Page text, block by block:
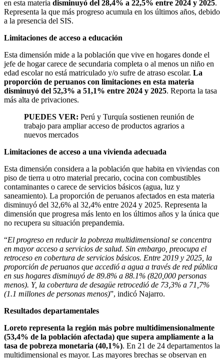
en esta materia disminuyó del 28,4% a 22,5% entre 2024 y 2025.
Representa la que más progreso acumula en los últimos años, debido
a la presencia del SIS.
Limitaciones de acceso a educación
Esta dimensión mide a la población que vive en hogares donde el
jefe de hogar carece de secundaria completa o al menos un niño en
edad escolar no está matriculado y/o sufre de atraso escolar. La
proporción de peruanos con limitaciones en esta materia
disminuyó del 52,3% a 51,1% entre 2024 y 2025. Reporta la tasa
más alta de privaciones.
PUEDES VER: Perú y Turquía sostienen reunión de
trabajo para ampliar acceso de productos agrarios a
nuevos mercados
Limitaciones de acceso a una vivienda adecuada
Esta dimensión considera a la población que habita en viviendas con
piso de tierra u otro material precario, cocina con combustibles
contaminantes o carece de servicios básicos (agua, luz y
saneamiento). La proporción de peruanos afectados en esta materia
disminuyó del 32,6% al 32,4% entre 2024 y 2025. Representa la
dimensión que progresa más lento en los últimos años y la única que
no recupera su situación prepandemia.
“El progreso en reducir la pobreza multidimensional se concentra
en mayor acceso a servicios de salud. Sin embargo, preocupa el
retroceso en cobertura de servicios básicos. Entre 2019 y 2025, la
proporción de peruanos que accedió a agua a través de red pública
en sus hogares disminuyó de 89.8% a 88.1% (820,000 personas
menos). Y, la cobertura de desagüe retrocedió de 73,3% a 71,7%
(1.1 millones de personas menos)”, indicó Najarro.
Resultados departamentales
Loreto representa la región más pobre multidimensionalmente
(53,4% de la población afectada) que supera ampliamente a la
tasa de pobreza monetaria (40,1%). En 21 de 24 departamentos la
multidimensional es mayor. Las mayores brechas se observan en